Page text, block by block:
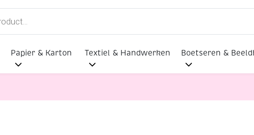
Papier & Karton Textiel & Handwerken Boetseren &